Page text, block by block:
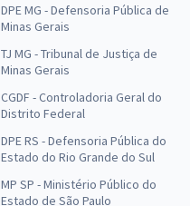
DPE MG - Defensoria Pública de
Minas Gerais
TJ MG - Tribunal de Justiça de
Minas Gerais
CGDF - Controladoria Geral do
Distrito Federal
DPE RS - Defensoria Pública do
Estado do Rio Grande do Sul
MP SP - Ministério Público do
Estado de São Paulo